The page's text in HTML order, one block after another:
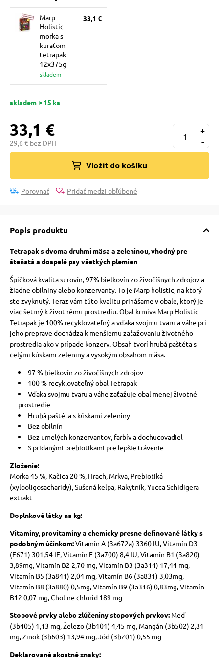
mačky
poukazy
Marp
Holistic
morka s
kuraťom
tetrapak
12x375g
skladem
33,1 €
skladem > 15 ks
33,1 €
29,6 € bez DPH -
+
Vložit do košíku
Porovnať Pridať medzi obľúbené
Popis produktu
Tetrapak s dvoma druhmi mäsa a zeleninou, vhodný pre
šteňatá a dospelé psy všetkých plemien
Špičková kvalita surovín, 97% bielkovín zo živočíšnych zdrojov a
žiadne obilniny alebo konzervanty. To je Marp holistic, na ktorý
ste zvyknutý. Teraz vám túto kvalitu prinášame v obale, ktorý je
viac šetrný k životnému prostrediu. Obal krmiva Marp Holistic
Tetrapak je 100% recyklovateľný a vďaka svojmu tvaru a váhe pri
jeho preprave dochádza k menšiemu zaťažovaniu životného
prostredia ako v prípade konzerv. Obsah tvorí hrubá paštéta s
celými kúskami zeleniny a vysokým obsahom mäsa.
97 % bielkovín zo živočíšnych zdrojov
100 % recyklovateľný obal Tetrapak
Vďaka svojmu tvaru a váhe zaťažuje obal menej životné
prostredie
Hrubá paštéta s kúskami zeleniny
Bez obilnín
Bez umelých konzervantov, farbív a dochucovadiel
S pridanými prebiotikami pre lepšie trávenie
Zloženie:
Morka 45 %, Kačica 20 %, Hrach, Mrkva, Prebiotiká
(xylooligosacharidy), Sušená kelpa, Rakytník, Yucca Schidigera
extrakt
Doplnkové látky na kg:
Vitamíny, provitamíny a chemicky presne definované látky s
podobným účinkom:Vitamín A (3a672a) 3360 IU, Vitamín D3
(E671) 301,54 IE, Vitamín E (3a700) 8,4 IU, Vitamín B1 (3a820)
3,89mg, Vitamín B2 2,70 mg, Vitamín B3 (3a314) 17,44 mg,
Vitamín B5 (3a841) 2,04 mg, Vitamín B6 (3a831) 3,03mg,
Vitamín B8 (3a880) 0,5mg, Vitamín B9 (3a316) 0,83mg, Vitamín
B12 0,07 mg, Choline chlorid 189 mg
Stopové prvky alebo zlúčeniny stopových prvkov: Meď
(3b405) 1,13 mg, Železo (3b101) 4,45 mg, Mangán (3b502) 2,81
mg, Zinok (3b603) 13,94 mg, Jód (3b201) 0,55 mg
Deklarované akostné znaky: